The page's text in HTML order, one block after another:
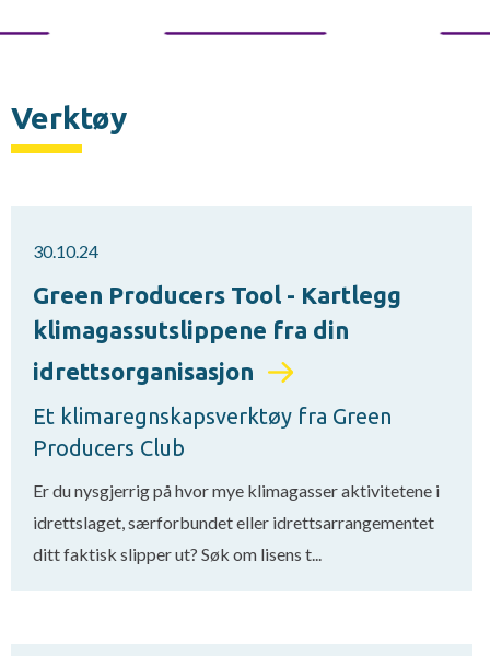
Verktøy
30.10.24
Green Producers Tool - Kartlegg
klimagassutslippene fra din
idrettsorganisasjon
Et klimaregnskapsverktøy fra Green
Producers Club
Er du nysgjerrig på hvor mye klimagasser aktivitetene i
idrettslaget, særforbundet eller idrettsarrangementet
ditt faktisk slipper ut? Søk om lisens t...